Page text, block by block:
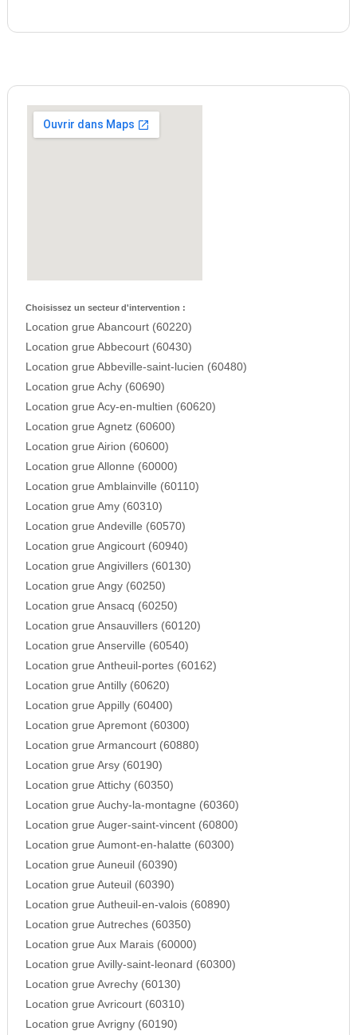
Choisissez un secteur d'intervention :
Location grue Abancourt (60220)
Location grue Abbecourt (60430)
Location grue Abbeville-saint-lucien (60480)
Location grue Achy (60690)
Location grue Acy-en-multien (60620)
Location grue Agnetz (60600)
Location grue Airion (60600)
Location grue Allonne (60000)
Location grue Amblainville (60110)
Location grue Amy (60310)
Location grue Andeville (60570)
Location grue Angicourt (60940)
Location grue Angivillers (60130)
Location grue Angy (60250)
Location grue Ansacq (60250)
Location grue Ansauvillers (60120)
Location grue Anserville (60540)
Location grue Antheuil-portes (60162)
Location grue Antilly (60620)
Location grue Appilly (60400)
Location grue Apremont (60300)
Location grue Armancourt (60880)
Location grue Arsy (60190)
Location grue Attichy (60350)
Location grue Auchy-la-montagne (60360)
Location grue Auger-saint-vincent (60800)
Location grue Aumont-en-halatte (60300)
Location grue Auneuil (60390)
Location grue Auteuil (60390)
Location grue Autheuil-en-valois (60890)
Location grue Autreches (60350)
Location grue Aux Marais (60000)
Location grue Avilly-saint-leonard (60300)
Location grue Avrechy (60130)
Location grue Avricourt (60310)
Location grue Avrigny (60190)